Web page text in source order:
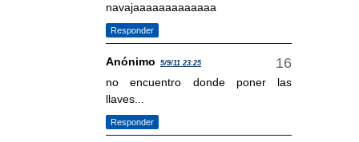
navajaaaaaaaaaaaaa
Responder
Anónimo 5/9/11 23:25
no encuentro donde poner las
llaves...
Responder